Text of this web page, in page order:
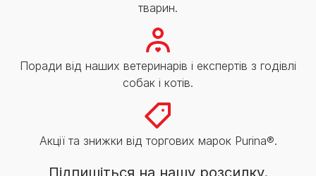
тварин.
Поради від наших ветеринарів і експертів з годівлі
собак і котів.
Акції та знижки від торгових марок Purina®.
Підпишіться на нашу розсилку.